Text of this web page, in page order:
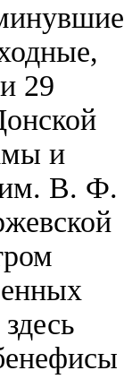
29
и
В. Ф.